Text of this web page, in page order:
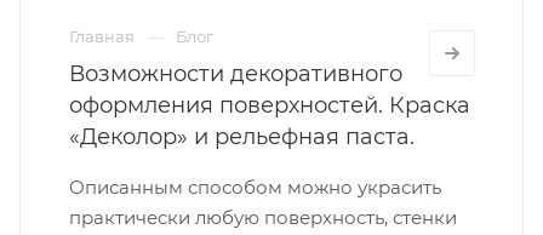
Главная Блог
Возможности декоративного
оформления поверхностей. Краска
«Деколор» и рельефная паста.
Описанным способом можно украсить
практически любую поверхность, стенки